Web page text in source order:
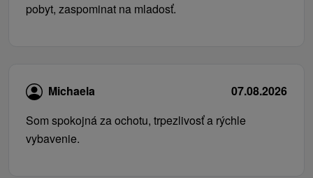
pobyt, zaspominat na mladosť.
Michaela
07.08.2026
Som spokojná za ochotu, trpezlivosť a rýchle
vybavenie.